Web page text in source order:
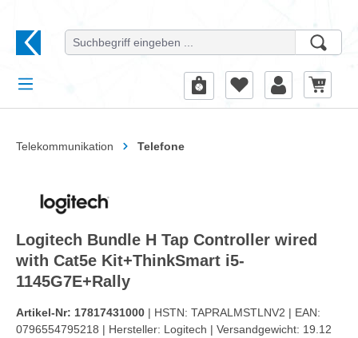
Telekommunikation Telefone
Logitech Bundle H Tap Controller wired
with Cat5e Kit+ThinkSmart i5-
1145G7E+Rally
Artikel-Nr: 17817431000 | HSTN: TAPRALMSTLNV2 | EAN:
0796554795218 | Hersteller: Logitech | Versandgewicht: 19.12